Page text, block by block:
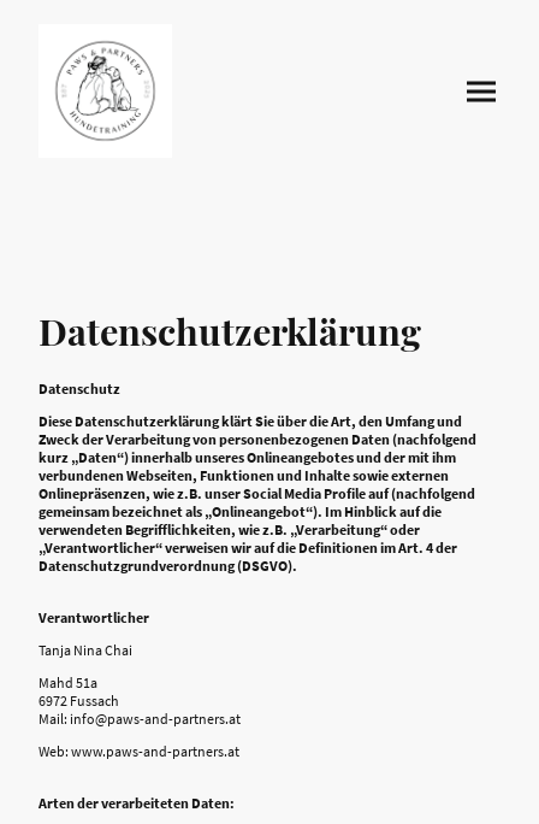
Datenschutzerklärung
Datenschutz
Diese Datenschutzerklärung klärt Sie über die Art, den Umfang und
Zweck der Verarbeitung von personenbezogenen Daten (nachfolgend
kurz „Daten“) innerhalb unseres Onlineangebotes und der mit ihm
verbundenen Webseiten, Funktionen und Inhalte sowie externen
Onlinepräsenzen, wie z.B. unser Social Media Profile auf (nachfolgend
gemeinsam bezeichnet als „Onlineangebot“). Im Hinblick auf die
verwendeten Begrifflichkeiten, wie z.B. „Verarbeitung“ oder
„Verantwortlicher“ verweisen wir auf die Definitionen im Art. 4 der
Datenschutzgrundverordnung (DSGVO).
Verantwortlicher
Tanja Nina Chai
Mahd 51a
6972 Fussach
Mail: info@paws-and-partners.at
Web: www.paws-and-partners.at
Arten der verarbeiteten Daten: